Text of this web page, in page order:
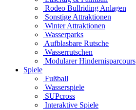
Rodeo Bullriding Anlagen
Sonstige Attraktionen
Winter Attraktionen
Wasserparks
Aufblasbare Rutsche
Wasserrutschen
Modularer Hindernisparcours
Spiele
Fußball
Wasserspiele
SUPcross
Interaktive Spiele